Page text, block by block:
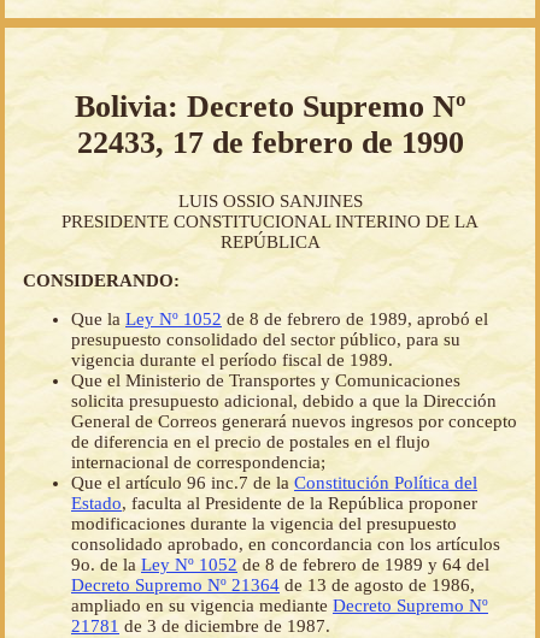
Bolivia: Decreto Supremo Nº
22433, 17 de febrero de 1990
LUIS OSSIO SANJINES
PRESIDENTE CONSTITUCIONAL INTERINO DE LA
REPÚBLICA
CONSIDERANDO:
Que la Ley Nº 1052 de 8 de febrero de 1989, aprobó el
presupuesto consolidado del sector público, para su
vigencia durante el período fiscal de 1989.
Que el Ministerio de Transportes y Comunicaciones
solicita presupuesto adicional, debido a que la Dirección
General de Correos generará nuevos ingresos por concepto
de diferencia en el precio de postales en el flujo
internacional de correspondencia;
Que el artículo 96 inc.7 de laConstitución Política del
Estado, faculta al Presidente de la República proponer
modificaciones durante la vigencia del presupuesto
consolidado aprobado, en concordancia con los artículos
9o. de la Ley Nº 1052 de 8 de febrero de 1989 y 64 del
Decreto Supremo Nº 21364 de 13 de agosto de 1986,
ampliado en su vigencia mediante Decreto Supremo Nº
21781 de 3 de diciembre de 1987.